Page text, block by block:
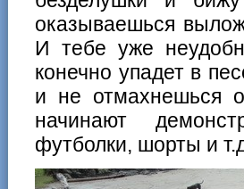
оказываешься
И тебе уже
конечно упадет в
и не отмахнешься
начинают
футболки, шорты и